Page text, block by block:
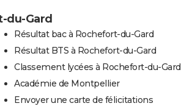
du-Gard
Résultat bac à Rochefort-du-Gard
Résultat BTS à Rochefort-du-Gard
Classement lycées à Rochefort-du-Gard
Académie de Montpellier
Envoyer une carte de félicitations